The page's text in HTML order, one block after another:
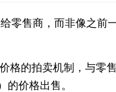
零售商，而非像之前
格的拍卖机制，与零
价格出售。